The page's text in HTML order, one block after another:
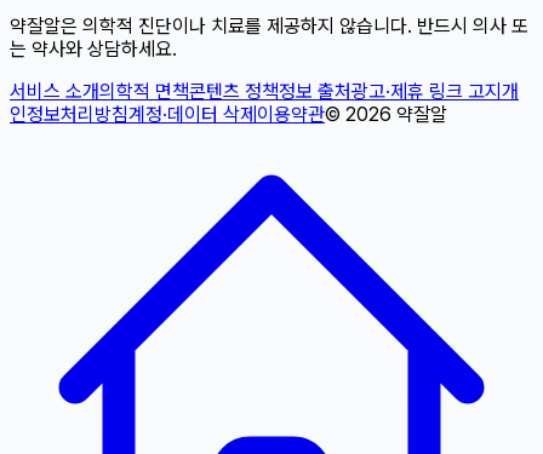
약잘알은 의학적 진단이나 치료를 제공하지 않습니다. 반드시 의사 또
는 약사와 상담하세요.
서비스 소개의학적 면책콘텐츠 정책정보 출처광고·제휴 링크 고지 개
인정보처리방침계정·데이터 삭제 이용약관© 2026 약잘알